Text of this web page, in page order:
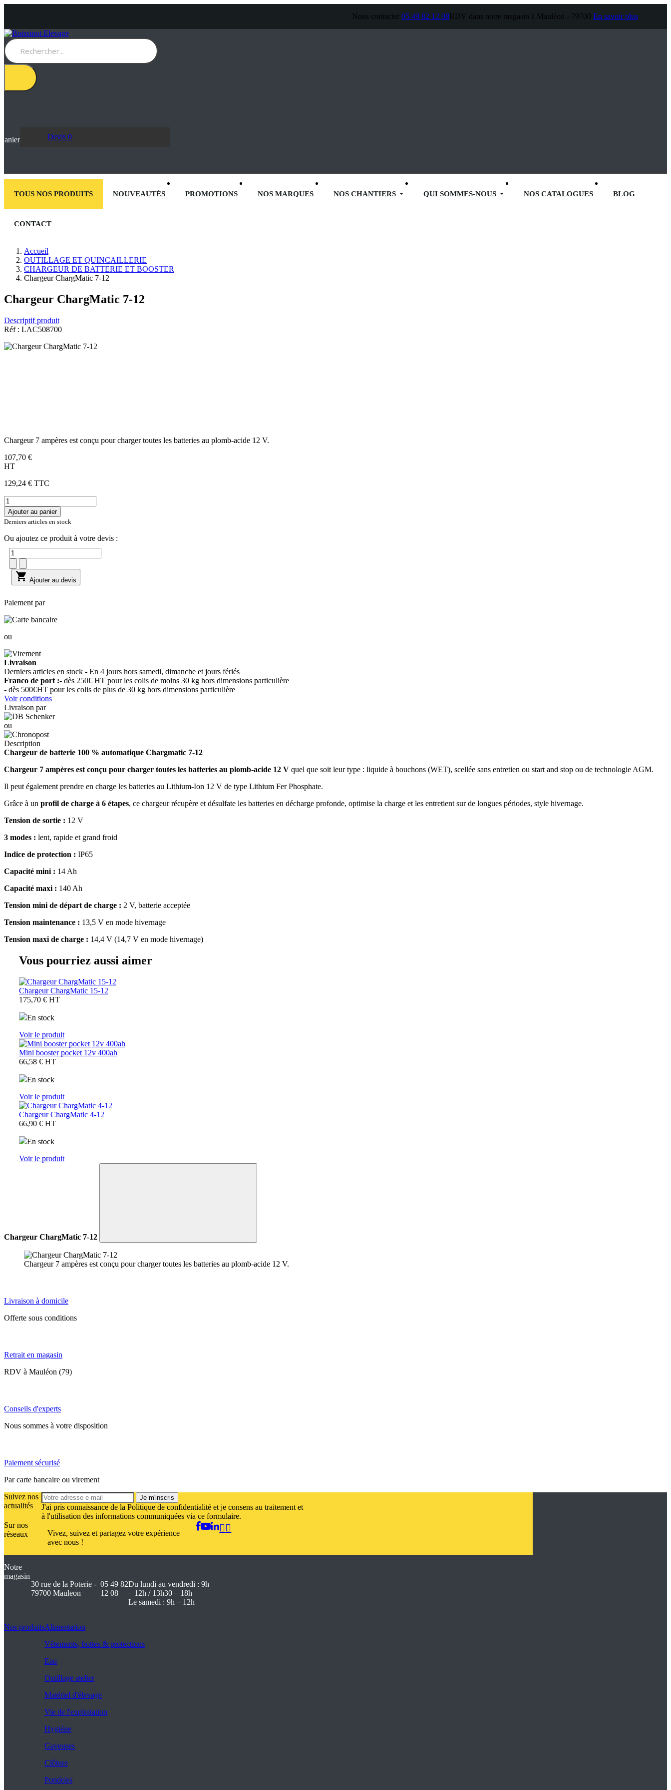
Nous contacter 05 49 82 12 08RDV dans notre magasin à Mauléon - 79700 En savoir plus
Panier Devis 0
TOUS NOS PRODUITS NOUVEAUTÉS PROMOTIONS NOS MARQUES NOS CHANTIERS QUI SOMMES-NOUS NOS CATALOGUES BLOG
CONTACT
Accueil
OUTILLAGE ET QUINCAILLERIE
CHARGEUR DE BATTERIE ET BOOSTER
Chargeur ChargMatic 7-12
Chargeur ChargMatic 7-12
Descriptif produit
Réf : LAC508700
Chargeur 7 ampères est conçu pour charger toutes les batteries au plomb-acide 12 V.
107,70 €
HT
129,24 € TTC
Ajouter au panier
Derniers articles en stock
Ou ajoutez ce produit à votre devis :
 Ajouter au devis
Paiement par
ou
Livraison
Derniers articles en stock - En 4 jours hors samedi, dimanche et jours fériés
Franco de port :- dès 250€ HT pour les colis de moins 30 kg hors dimensions particulière
- dès 500€HT pour les colis de plus de 30 kg hors dimensions particulière
Voir conditions
Livraison par
ou
Description
Chargeur de batterie 100 % automatique Chargmatic 7-12
Chargeur 7 ampères est conçu pour charger toutes les batteries au plomb-acide 12 V quel que soit leur type : liquide à bouchons (WET), scellée sans entretien ou start and stop ou de technologie AGM.
Il peut également prendre en charge les batteries au Lithium-Ion 12 V de type Lithium Fer Phosphate.
Grâce à un profil de charge à 6 étapes, ce chargeur récupère et désulfate les batteries en décharge profonde, optimise la charge et les entretient sur de longues périodes, style hivernage.
Tension de sortie : 12 V
3 modes : lent, rapide et grand froid
Indice de protection : IP65
Capacité mini : 14 Ah
Capacité maxi : 140 Ah
Tension mini de départ de charge : 2 V, batterie acceptée
Tension maintenance : 13,5 V en mode hivernage
Tension maxi de charge : 14,4 V (14,7 V en mode hivernage)
Vous pourriez aussi aimer
Chargeur ChargMatic 15-12
175,70 € HT
En stock
Voir le produit
Mini booster pocket 12v 400ah
66,58 € HT
En stock
Voir le produit
Chargeur ChargMatic 4-12
66,90 € HT
En stock
Voir le produit
Chargeur ChargMatic 7-12
Chargeur 7 ampères est conçu pour charger toutes les batteries au plomb-acide 12 V.
Livraison à domicile
Offerte sous conditions
Retrait en magasin
RDV à Mauléon (79)
Conseils d'experts
Nous sommes à votre disposition
Paiement sécurisé
Par carte bancaire ou virement
Suivez nos
actualités
Je m'inscris
J'ai pris connaissance de la Politique de confidentialité et je consens au traitement et
à l'utilisation des informations communiquées via ce formulaire.
Sur nos
réseaux
Vivez, suivez et partagez votre expérience
avec nous !
Notre
magasin
30 rue de la Poterie -
79700 Mauleon
05 49 82
12 08
Du lundi au vendredi : 9h
– 12h / 13h30 – 18h
Le samedi : 9h – 12h
Nos produitsAlimentation
Vêtements, bottes & protections
Eau
Outillage atelier
Matériel d'élevage
Vie de l'exploitation
Hygiène
Gaveuses
Clôture
Pondoirs